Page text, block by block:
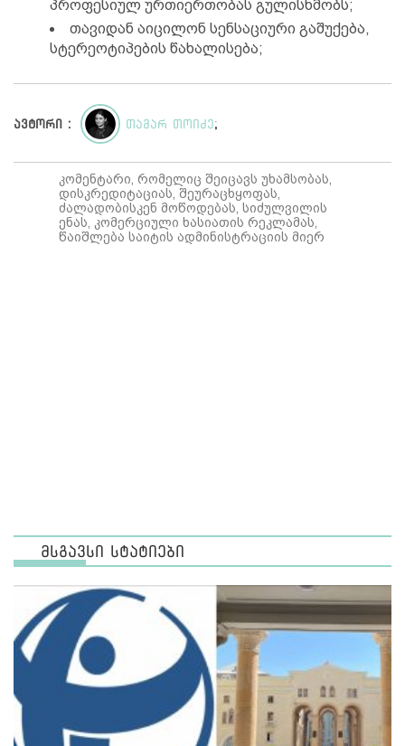
პროფესიულ ურთიერთობას გულისხმობს;
თავიდან აიცილონ სენსაციური გაშუქება,
სტერეოტიპების წახალისება;
ავტორი : თამარ თოიძე ;
კომენტარი, რომელიც შეიცავს უხამსობას,
დისკრედიტაციას, შეურაცხყოფას,
ძალადობისკენ მოწოდებას, სიძულვილის
ენას, კომერციული ხასიათის რეკლამას,
წაიშლება საიტის ადმინისტრაციის მიერ
მსგავსი სტატიები